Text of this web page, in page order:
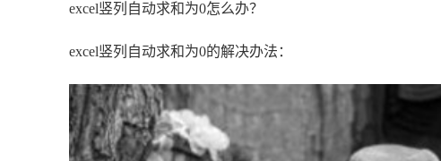
excel竖列自动求和为0怎么办？
excel竖列自动求和为0的解决办法：